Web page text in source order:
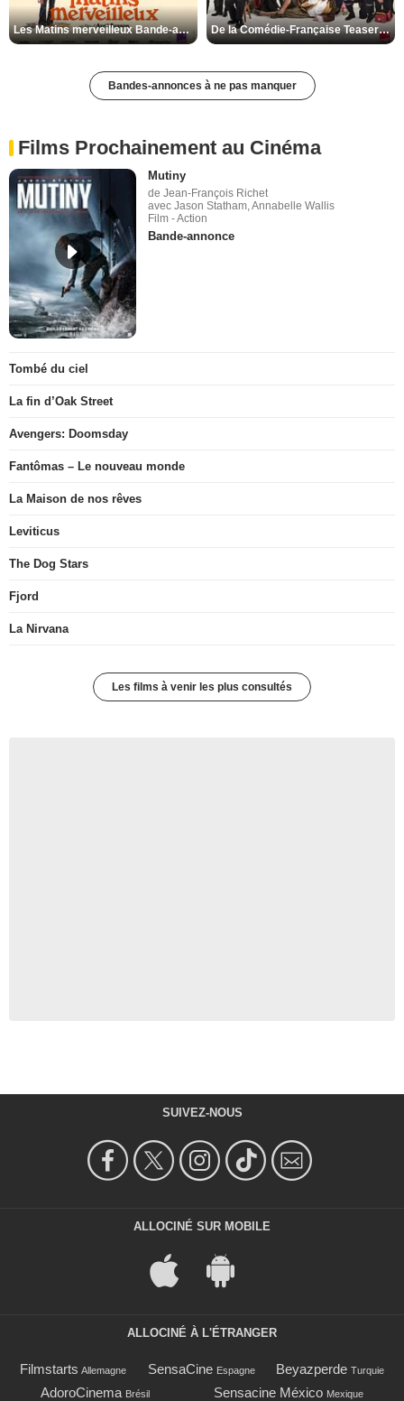
Les Matins merveilleux Bande-annonce VF De la Comédie-Française Teaser VF
Bandes-annonces à ne pas manquer
Films Prochainement au Cinéma
Mutiny
de Jean-François Richet
avec Jason Statham, Annabelle Wallis
Film - Action
Bande-annonce
Tombé du ciel
La fin d’Oak Street
Avengers: Doomsday
Fantômas – Le nouveau monde
La Maison de nos rêves
Leviticus
The Dog Stars
Fjord
La Nirvana
Les films à venir les plus consultés
SUIVEZ-NOUS
ALLOCINÉ SUR MOBILE
ALLOCINÉ À L'ÉTRANGER
Filmstarts Allemagne SensaCine Espagne Beyazperde Turquie
AdoroCinema Brésil Sensacine México Mexique